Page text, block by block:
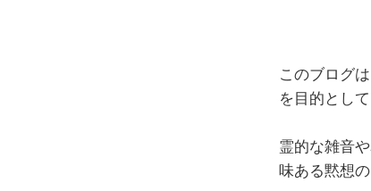
このブログ
を目的として
霊的な雑音
味ある黙想